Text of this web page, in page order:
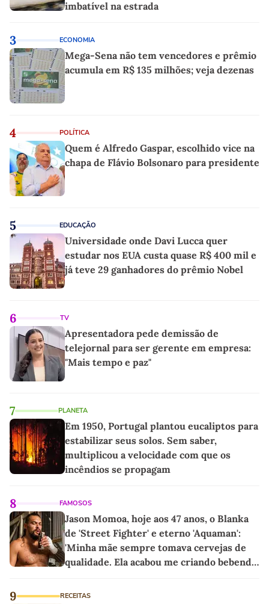
imbatível na estrada
3 ECONOMIA
Mega-Sena não tem vencedores e prêmio
acumula em R$ 135 milhões; veja dezenas
4 POLÍTICA
Quem é Alfredo Gaspar, escolhido vice na
chapa de Flávio Bolsonaro para presidente
5 EDUCAÇÃO
Universidade onde Davi Lucca quer
estudar nos EUA custa quase R$ 400 mil e
já teve 29 ganhadores do prêmio Nobel
6 TV
Apresentadora pede demissão de
telejornal para ser gerente em empresa:
"Mais tempo e paz"
7 PLANETA
Em 1950, Portugal plantou eucaliptos para
estabilizar seus solos. Sem saber,
multiplicou a velocidade com que os
incêndios se propagam
8 FAMOSOS
Jason Momoa, hoje aos 47 anos, o Blanka
de 'Street Fighter' e eterno 'Aquaman':
'Minha mãe sempre tomava cervejas de
qualidade. Ela acabou me criando bebendo
9 RECEITAS